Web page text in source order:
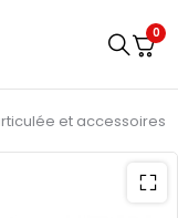
0
et accessoires